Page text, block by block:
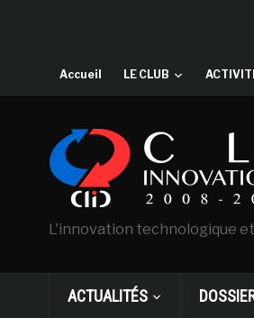
Accueil LE CLUB
L'innovation technologique
ACTUALITÉS